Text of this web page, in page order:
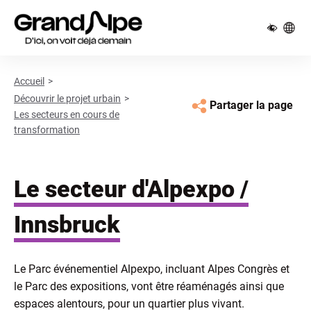
Accueil
Découvrir le projet urbain
Les secteurs en cours de
transformation
Partager la page
Le secteur d'Alpexpo /
Innsbruck
Le Parc événementiel Alpexpo, incluant Alpes Congrès et
le Parc des expositions, vont être réaménagés ainsi que
espaces alentours, pour un quartier plus vivant.
Panneau de gestion des cookies